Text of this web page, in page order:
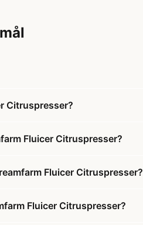
Citruspresser?
Fluicer Citruspresser?
Fluicer Citruspresser?
Fluicer Citruspresser?